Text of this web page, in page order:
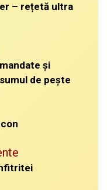
– rețetă ultra
și
de pește